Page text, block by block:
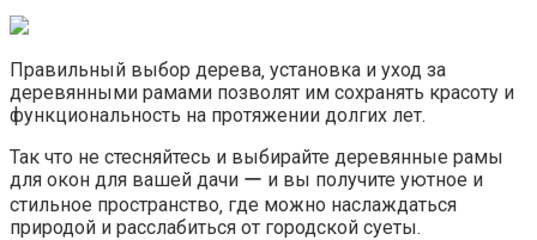
Правильный выбор дерева‚ установка и уход за
деревянными рамами позволят им сохранять красоту и
функциональность на протяжении долгих лет.​
Так что не стесняйтесь и выбирайте деревянные рамы
для окон для вашей дачи ー и вы получите уютное и
стильное пространство‚ где можно наслаждаться
природой и расслабиться от городской суеты.